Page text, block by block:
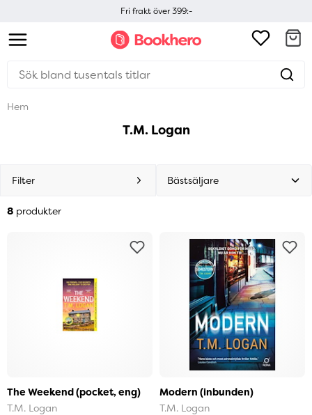
Fri frakt över 399:-
Hem
T.M. Logan
Filter
8 produkter
The Weekend (pocket, eng)
T.M. Logan
Modern (inbunden)
T.M. Logan